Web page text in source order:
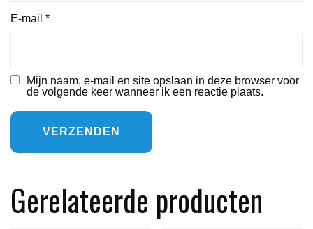
E-mail *
Mijn naam, e-mail en site opslaan in deze browser voor
de volgende keer wanneer ik een reactie plaats.
Gerelateerde producten